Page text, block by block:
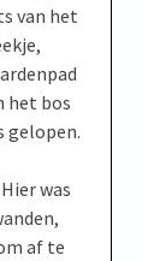
van het
het bos
gelopen.
was
af te